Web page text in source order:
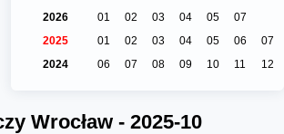
2026 01 02 03 04 05
07
2025
01 02 03 04 05 06
07
2024
06 07 08 09 10 11 12
Wrocław - 2025-10